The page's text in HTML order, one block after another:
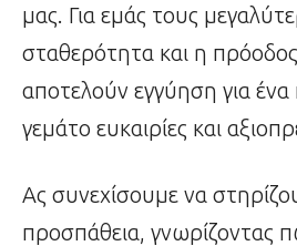
μας. Για εμάς τους
σταθερότητα και η
αποτελούν εγγύηση για
γεμάτο ευκαιρίες και
Ας συνεχίσουμε να
προσπάθεια, γνωρίζοντας